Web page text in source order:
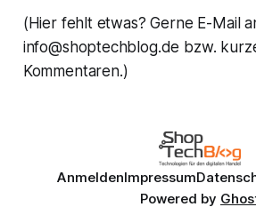
(Hier fehlt etwas? Gerne E-Mail
info@shoptechblog.de bzw.
Kommentaren.)
AnmeldenImpressum
Powered by